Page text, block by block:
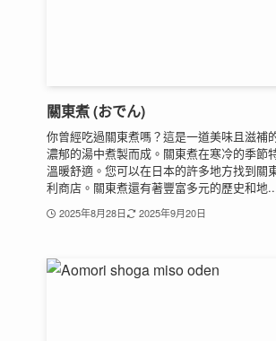
關東煮 (おでん)
你曾經吃過關東煮嗎？這是一道美味且滋補
濃郁的湯中煮製而成。關東煮在寒冷的季節
溫暖舒適。您可以在日本的許多地方找到關
利商店。關東煮還有著豐富多元的歷史和地
2025年8月28日 2025年9月20日